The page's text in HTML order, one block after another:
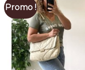
Promo !